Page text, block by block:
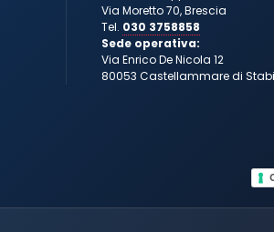
Via Moretto 70, Brescia
Tel. 030 3758858
Sede operativa:
Via Enrico De Nicola 12
80053 Castellammare di